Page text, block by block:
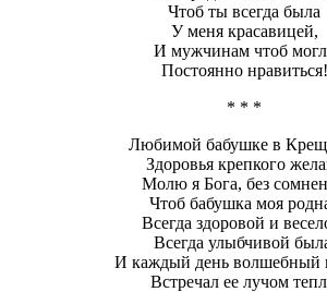
Чтоб ты всегда была
У меня красавицей,
И мужчинам чтоб
Постоянно нравиться!
* * *
Любимой бабушке в
Здоровья крепкого
Молю я Бога, без
Чтоб бабушка моя
Всегда здоровой и
Всегда улыбчивой
И каждый день волшебный
Встречал ее лучом